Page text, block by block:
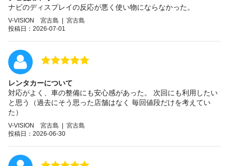
ナビのディスプレイの反応が悪く使い物にならなかった。
V-VISION 宮古島 | 宮古島
投稿日：2026-07-01
レンタカーについて
対応がよく、車の整備にも安心感があった。 次回にも利用したい
と思う（過去にそう思った店舗はなく 毎回値段だけを考えてい
た）
V-VISION 宮古島 | 宮古島
投稿日：2026-06-30